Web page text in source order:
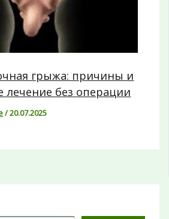
грыжа: причины и
лечение без операции
/20.07.2025